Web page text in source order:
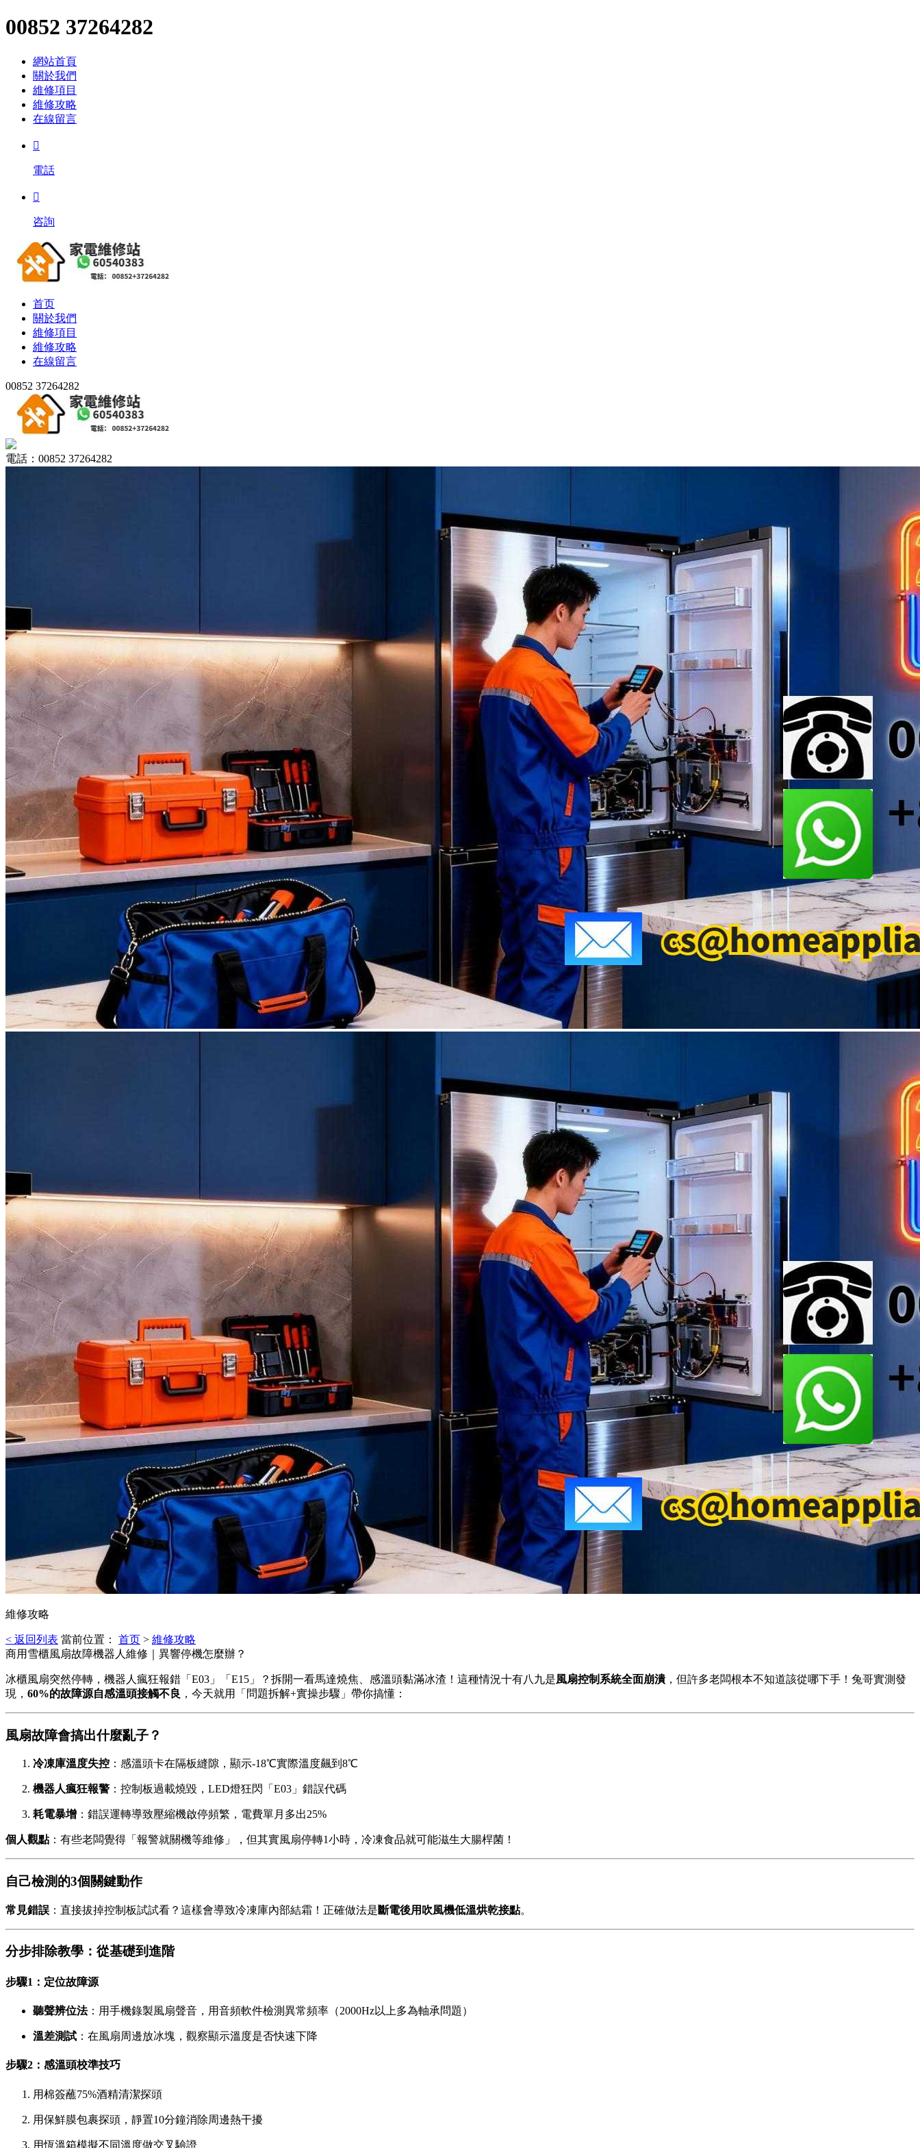
00852 37264282
網站首頁
關於我們
維修項目
維修攻略
在線留言

電話

咨詢
首页
關於我們
維修項目
維修攻略
在線留言
00852 37264282
電話：00852 37264282
維修攻略
< 返回列表 當前位置： 首页 > 維修攻略
商用雪櫃風扇故障機器人維修｜異響停機怎麼辦？
冰櫃風扇突然停轉，機器人瘋狂報錯「E03」「E15」？拆開一看馬達燒焦、感溫頭黏滿冰渣！這種情況十有八九是風扇控制系統全面崩潰 ，但許多老闆根本不知道該從哪下手！兔哥實測發
現， 60%的故障源自感溫頭接觸不良 ，今天就用「問題拆解+實操步驟」帶你搞懂：
風扇故障會搞出什麼亂子？️
冷凍庫溫度失控 ：感溫頭卡在隔板縫隙，顯示-18℃實際溫度飆到8℃
機器人瘋狂報警 ：控制板過載燒毀，LED燈狂閃「E03」錯誤代碼
耗電暴增 ：錯誤運轉導致壓縮機啟停頻繁，電費單月多出25%
個人觀點：有些老闆覺得「報警就關機等維修」，但其實風扇停轉1小時，冷凍食品就可能滋生大腸桿菌！
自己檢測的3個關鍵動作
常見錯誤 ：直接拔掉控制板試試看？這樣會導致冷凍庫內部結霜！正確做法是斷電後用吹風機低溫烘乾接點。
分步排除教學：從基礎到進階
步驟1：定位故障源
聽聲辨位法：用手機錄製風扇聲音，用音頻軟件檢測異常頻率（2000Hz以上多為軸承問題）
溫差測試 ：在風扇周邊放冰塊，觀察顯示溫度是否快速下降
步驟2：感溫頭校準技巧
用棉簽蘸75%酒精清潔探頭
用保鮮膜包裹探頭，靜置10分鐘消除周邊熱干擾
用恆溫箱模擬不同溫度做交叉驗證